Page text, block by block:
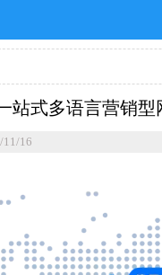
式多语言营销型
11/16